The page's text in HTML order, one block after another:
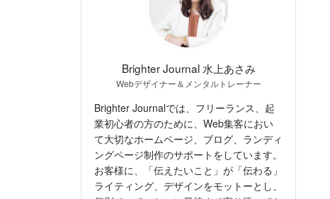
Brighter Journal 水上あさみ
Webデザイナー＆メンタルトレーナー
Brighter Journalでは、フリーランス、起
業初心者の方のために、Web集客におい
て大切なホームページ、ブログ、ランディ
ングページ制作のサポートをしています。
お客様に、「伝えたいこと」が「伝わる」
ライティング、デザインをモットーとし、